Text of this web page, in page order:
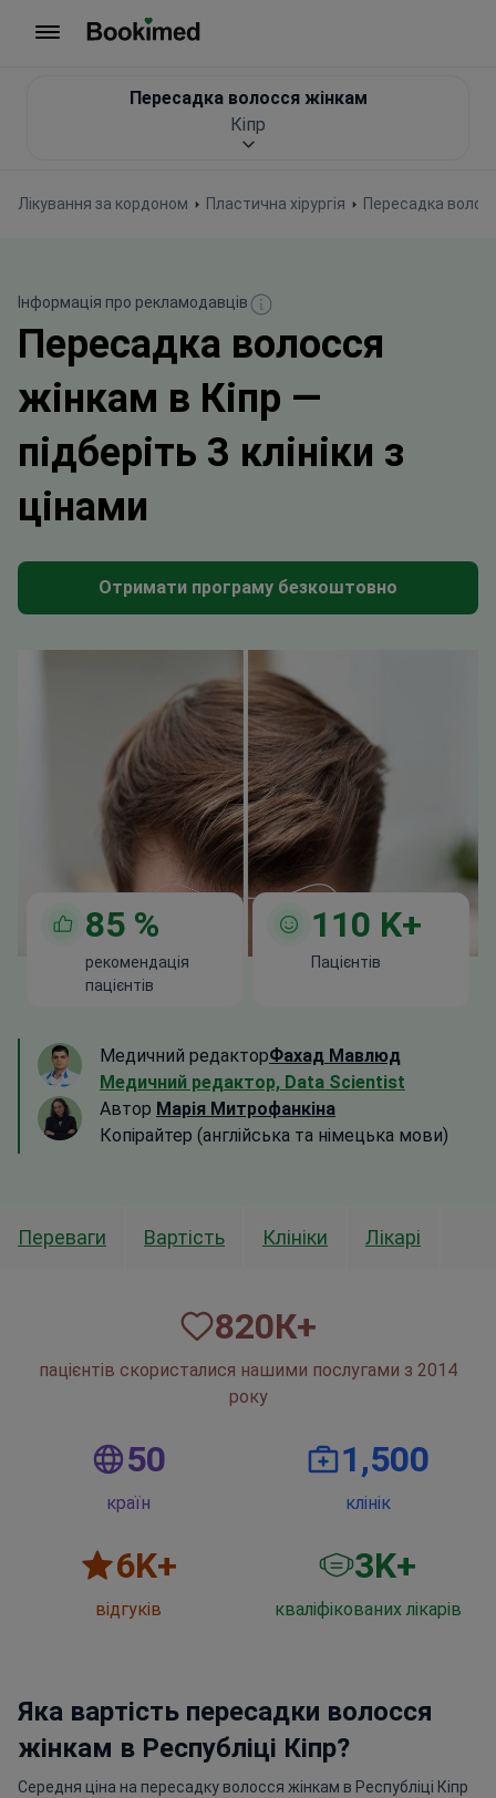
Лікування за кордоном Пластична хірургія Пересадка
Пересадка волосся жінкам
Кіпр
Інформація про рекламодавців
Пересадка волосся
жінкам в Кіпр —
підберіть 3 клініки з
цінами
Отримати програму безкоштовно
85 %
рекомендація
пацієнтів
110 K+
Пацієнтів
Медичний редакторФахад Мавлюд
Медичний редактор, Data Scientist
Автор Марія Митрофанкіна
Копірайтер (англійська та німецька мови)
Переваги Вартість Клініки Лікарі
820К+
пацієнтів скористалися нашими послугами з 2014
року
50
країн
1,500
клінік
6K+
відгуків
3K+
кваліфікованих лікарів
Яка вартість пересадки волосся
жінкам в Республіці Кіпр?
Середня ціна на пересадку волосся жінкам в Республіці Кіпр